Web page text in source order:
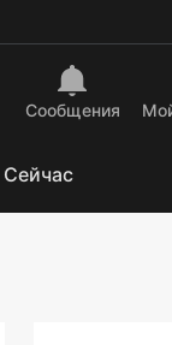
Сообщения